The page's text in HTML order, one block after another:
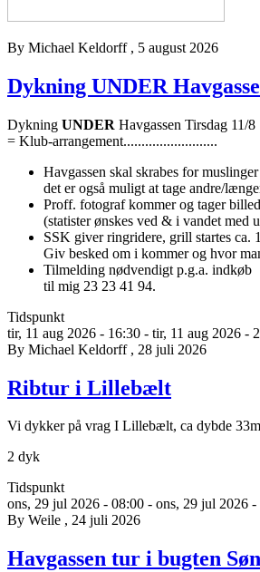
By Michael Keldorff , 5 august 2026
Dykning UNDER
Dykning UNDER Havgassen Tirsdag 11/
= Klub-arrangement..........................
Havgassen skal skrabes for
det er også muligt at tage andre/
Proff. fotograf kommer og tager
(statister ønskes ved & i vandet med
SSK giver ringridere, grill startes ca.
Giv besked om i kommer og hvor
Tilmelding nødvendigt p.g.a. indkøb
til mig 23 23 41 94.
Tidspunkt
tir, 11 aug 2026 - 16:30 - tir, 11 aug 2026 -
By Michael Keldorff , 28 juli 2026
Ribtur i Lillebælt
Vi dykker på vrag I Lillebælt, ca dybde
2 dyk
Tidspunkt
ons, 29 jul 2026 - 08:00 - ons, 29 jul 2026 -
By Weile , 24 juli 2026
Havgassen tur i bugten